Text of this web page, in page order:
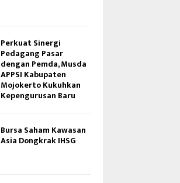
Perkuat Sinergi
Pedagang Pasar
dengan Pemda, Musda
APPSI Kabupaten
Mojokerto Kukuhkan
Kepengurusan Baru
Bursa Saham Kawasan
Asia Dongkrak IHSG